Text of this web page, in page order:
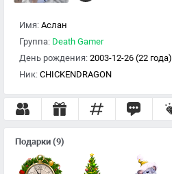
Имя: Аслан
Группа: Death Gamer
День рождения: 2003-12-26 (22 года)
Ник: CHICKENDRAGON
Подарки (9)